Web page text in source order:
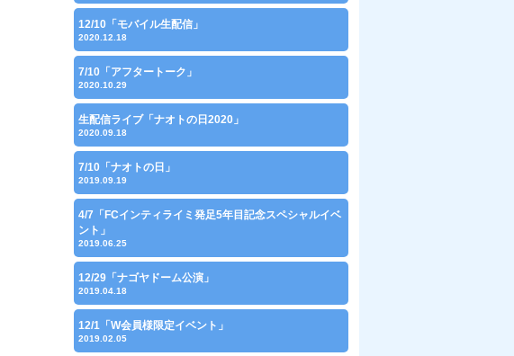
12/10「モバイル生配信」
2020.12.18
7/10「アフタートーク」
2020.10.29
生配信ライブ「ナオトの日2020」
2020.09.18
7/10「ナオトの日」
2019.09.19
4/7「FCインティライミ発足5年目記念スペシャルイベ
ント」
2019.06.25
12/29「ナゴヤドーム公演」
2019.04.18
12/1「W会員様限定イベント」
2019.02.05